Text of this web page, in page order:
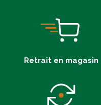
Retrait en magasin